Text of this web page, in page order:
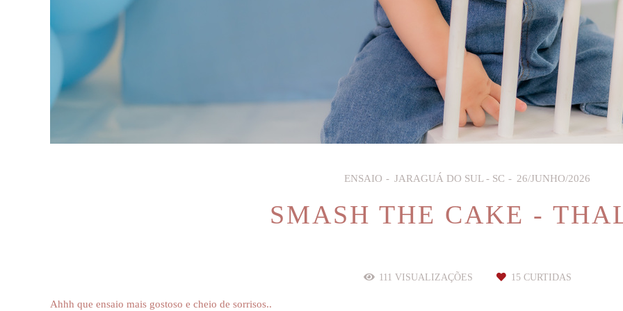
ENSAIO JARAGUÁ DO SUL - SC 26/JUNHO/2026
SMASH THE CAKE -
111 VISUALIZAÇÕES 15CURTIDAS
Ahhh que ensaio mais gostoso e cheio de sorrisos..